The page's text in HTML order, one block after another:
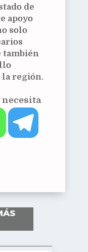
de
apoyo
solo
también
la región.
necesita